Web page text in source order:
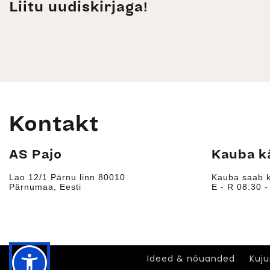
Liitu uudiskirjaga!
Kontakt
AS Pajo
Lao 12/1 Pärnu linn 80010
Pärnumaa, Eesti
Kauba
Kauba saab
E - R
Ideed & nõuanded
Ideed & nõuanded